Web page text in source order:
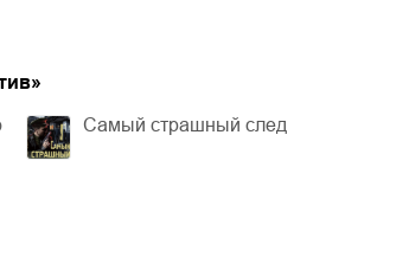
»
Самый страшный след